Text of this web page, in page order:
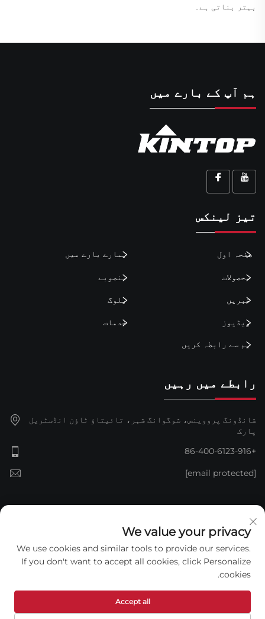
بہتر بناتی ہے۔
ہم آپ کے بارے میں
تیز لینکس
صفحہ اول ہمارے بارے میں
محصولات منصوبے
خبریں بلوگ
ویڈیوز خدمات
ہم سے رابطہ کریں
رابطے میں رہیں
شانڈونگ پرووینص، شوگوانگ شہر، تائیتاؤ ٹاؤن انڈسٹریل
پارک
+86-400-6123-916
[email protected]
کاپی رائٹ © 2026 شان دونگ جن ڈنگ واٹر پروف ٹیکنالوجی
We value your privacy
We use cookies and similar tools to provide our services.
If you don't want to accept all cookies, click Personalize
cookies.
Accept all